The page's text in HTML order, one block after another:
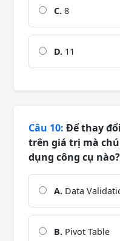
C. 8
D. 11
Câu 10: Để thay
trên giá trị mà
dụng công cụ nào?
A. Data
B. Pivot Table